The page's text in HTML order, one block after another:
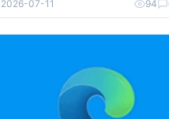
作。 下载地址 文件重命名软件 ASCOMP
F-Rename Pro v3.001 多语便携版 夸
克：https://pan.quark.cn/s/f5
2026-07-11 94